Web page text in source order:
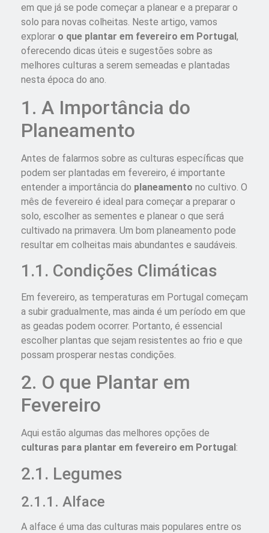
em que já se pode começar a planear e a preparar o
solo para novas colheitas. Neste artigo, vamos
explorar o que plantar em fevereiro em Portugal ,
oferecendo dicas úteis e sugestões sobre as
melhores culturas a serem semeadas e plantadas
nesta época do ano.
1. A Importância do
Planeamento
Antes de falarmos sobre as culturas específicas que
podem ser plantadas em fevereiro, é importante
entender a importância do planeamento no cultivo. O
mês de fevereiro é ideal para começar a preparar o
solo, escolher as sementes e planear o que será
cultivado na primavera. Um bom planeamento pode
resultar em colheitas mais abundantes e saudáveis.
1.1. Condições Climáticas
Em fevereiro, as temperaturas em Portugal começam
a subir gradualmente, mas ainda é um período em que
as geadas podem ocorrer. Portanto, é essencial
escolher plantas que sejam resistentes ao frio e que
possam prosperar nestas condições.
2. O que Plantar em
Fevereiro
Aqui estão algumas das melhores opções de
culturas para plantar em fevereiro em Portugal :
2.1. Legumes
2.1.1. Alface
A alface é uma das culturas mais populares entre os